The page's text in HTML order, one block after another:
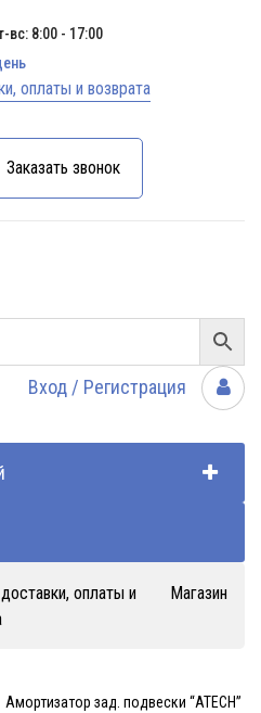
вс: 8:00 - 17:00
оплаты и возврата
Заказать звонок
Вход / Регистрация
оплаты и
Магазин
Амортизатор зад. подвески “ATECH”